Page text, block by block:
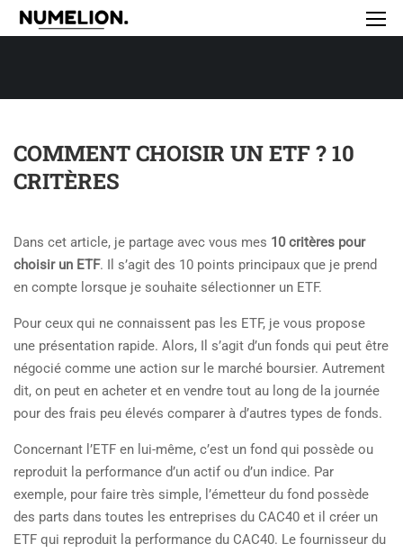
COMMENT CHOISIR UN ETF ? 10
CRITÈRES
Dans cet article, je partage avec vous mes 10 critères pour
choisir un ETF. Il s’agit des 10 points principaux que je prend
en compte lorsque je souhaite sélectionner un ETF.
Pour ceux qui ne connaissent pas les ETF, je vous propose
une présentation rapide. Alors, Il s’agit d’un fonds qui peut être
négocié comme une action sur le marché boursier. Autrement
dit, on peut en acheter et en vendre tout au long de la journée
pour des frais peu élevés comparer à d’autres types de fonds.
Concernant l’ETF en lui-même, c’est un fond qui possède ou
reproduit la performance d’un actif ou d’un indice. Par
exemple, pour faire très simple, l’émetteur du fond possède
des parts dans toutes les entreprises du CAC40 et il créer un
ETF qui reproduit la performance du CAC40. Le fournisseur du